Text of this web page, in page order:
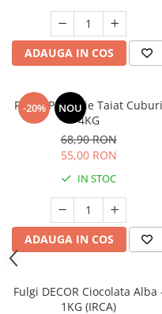
ADAUGA IN COS
-20% NOU
Rahat Patiserie Taiat Cuburi
4KG
68,90 RON
55,00 RON
IN STOC
ADAUGA IN COS
Fulgi DECOR Ciocolata Alba
1KG (IRCA)